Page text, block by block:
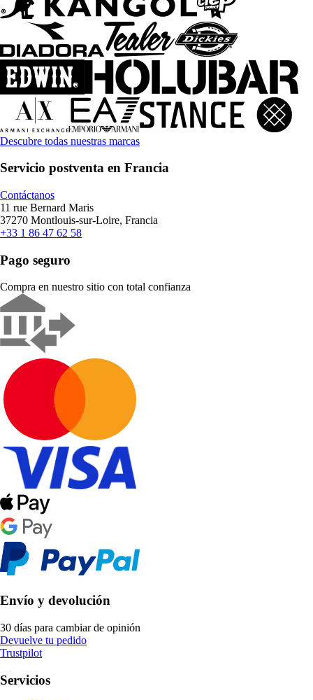
Descubre todas nuestras marcas
Servicio postventa en Francia
Contáctanos
11 rue Bernard Maris
37270 Montlouis-sur-Loire, Francia
+33 1 86 47 62 58
Pago seguro
Compra en nuestro sitio con total confianza
Envío y devolución
30 días para cambiar de opinión
Devuelve tu pedido
Trustpilot
Servicios